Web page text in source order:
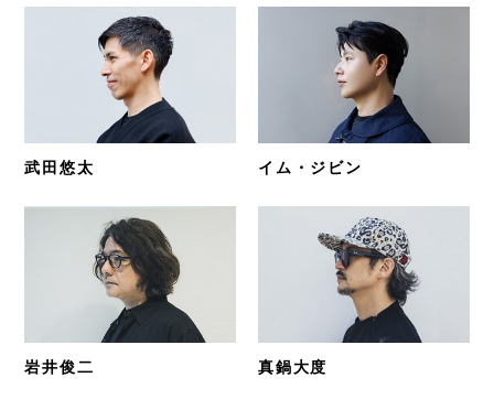
武田悠太 イム・ジビン
岩井俊二 真鍋大度